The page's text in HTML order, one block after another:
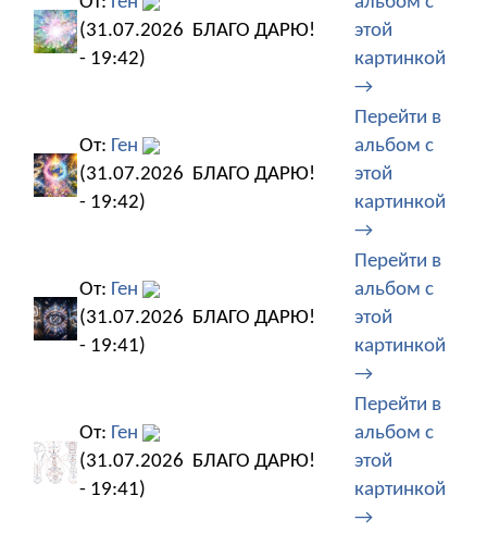
(31.07.2026
- 19:42)
БЛАГО ДАРЮ!
этой
картинкой
→
От: Ген
(31.07.2026
- 19:42)
БЛАГО ДАРЮ!
Перейти в
альбом с
этой
картинкой
→
От: Ген
(31.07.2026
- 19:41)
БЛАГО ДАРЮ!
Перейти в
альбом с
этой
картинкой
→
От: Ген
(31.07.2026
- 19:41)
БЛАГО ДАРЮ!
Перейти в
альбом с
этой
картинкой
→